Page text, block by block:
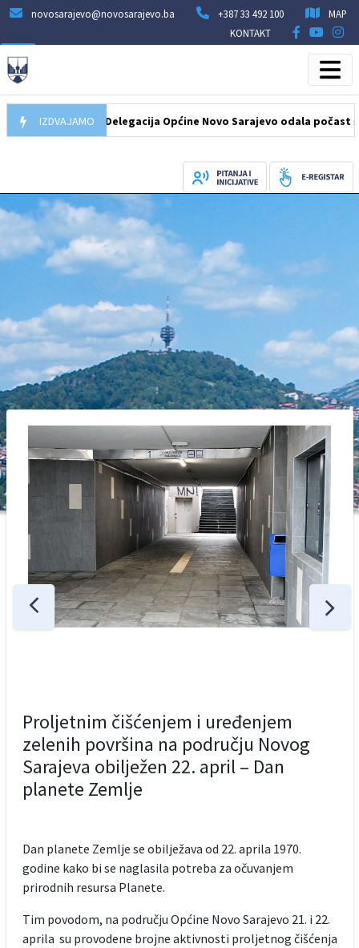
novosarajevo@novosarajevo.ba +387 33 492 100
MAP
KONTAKT
IZDVAJAMO
07.08.2026 Delegacija Općine Novo Sarajevo odala počast
Proljetnim čišćenjem i uređenjem
zelenih površina na području Novog
Sarajeva obilježen 22. april – Dan
planete Zemlje
Dan planete Zemlje se obilježava od 22. aprila 1970.
godine kako bi se naglasila potreba za očuvanjem
prirodnih resursa Planete.
Tim povodom, na području Općine Novo Sarajevo 21. i 22.
aprila su provodene brojne aktivnosti proljetnog čišćenja